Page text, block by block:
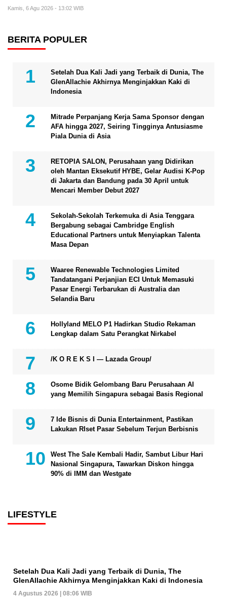
Kamis, 6 Agu 2026 - 13:02 WIB
BERITA POPULER
Setelah Dua Kali Jadi yang Terbaik di Dunia, The
GlenAllachie Akhirnya Menginjakkan Kaki di
Indonesia
Mitrade Perpanjang Kerja Sama Sponsor dengan
AFA hingga 2027, Seiring Tingginya Antusiasme
Piala Dunia di Asia
RETOPIA SALON, Perusahaan yang Didirikan
oleh Mantan Eksekutif HYBE, Gelar Audisi K-Pop
di Jakarta dan Bandung pada 30 April untuk
Mencari Member Debut 2027
Sekolah-Sekolah Terkemuka di Asia Tenggara
Bergabung sebagai Cambridge English
Educational Partners untuk Menyiapkan Talenta
Masa Depan
Waaree Renewable Technologies Limited
Tandatangani Perjanjian ECI Untuk Memasuki
Pasar Energi Terbarukan di Australia dan
Selandia Baru
Hollyland MELO P1 Hadirkan Studio Rekaman
Lengkap dalam Satu Perangkat Nirkabel
/K O R E K S I — Lazada Group/
Osome Bidik Gelombang Baru Perusahaan AI
yang Memilih Singapura sebagai Basis Regional
7 Ide Bisnis di Dunia Entertainment, Pastikan
Lakukan RIset Pasar Sebelum Terjun Berbisnis
West The Sale Kembali Hadir, Sambut Libur Hari
Nasional Singapura, Tawarkan Diskon hingga
90% di IMM dan Westgate
LIFESTYLE
Setelah Dua Kali Jadi yang Terbaik di Dunia, The
GlenAllachie Akhirnya Menginjakkan Kaki di Indonesia
4 Agustus 2026 | 08:06 WIB